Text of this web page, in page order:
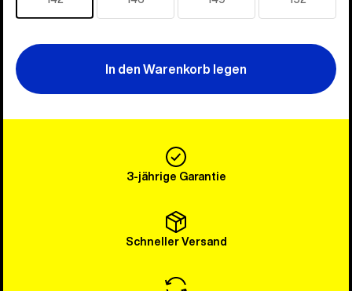
In den Warenkorb legen
3-jährige Garantie
Schneller Versand